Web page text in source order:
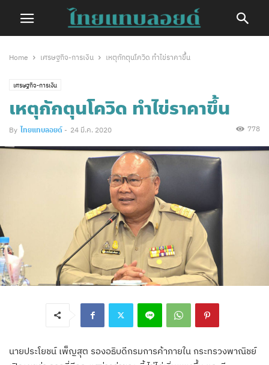
Home เศรษฐกิจ-การเงิน เหตุกักตุนโควิด ทำไข่ราคาขึ้น
เศรษฐกิจ-การเงิน
เหตุกักตุนโควิด ทำไข่ราคาขึ้น
By ไทยแทบลอยด์ - 24 มี.ค. 2020 778
นายประโยชน์ เพ็ญสุต รองอธิบดีกรมการค้าภายใน กระทรวงพาณิชย์